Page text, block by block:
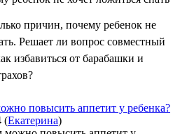
причин, почему ребенок не
Решает ли вопрос совместный
избавиться от барабашки и
повысить аппетит у ребенка?
(Екатерина)